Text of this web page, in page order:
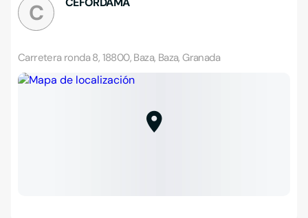
C
Carretera ronda 8, 18800, Baza, Baza, Granada